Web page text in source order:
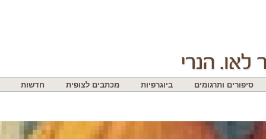
סיפורים ותרגומים ביוגרפיות מכתבים לצופית חדשות